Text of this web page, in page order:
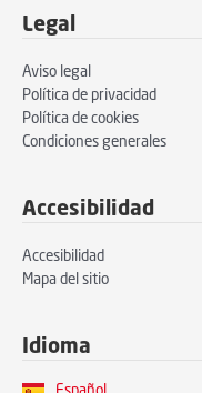
Legal
Aviso legal
Política de privacidad
Política de cookies
Condiciones generales
Accesibilidad
Accesibilidad
Mapa del sitio
Idioma